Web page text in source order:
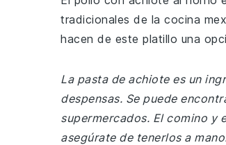
tradicionales de la cocina
hacen de este platillo una
La pasta de achiote es un
despensas. Se puede
supermercados. El comino y
asegúrate de tenerlos a